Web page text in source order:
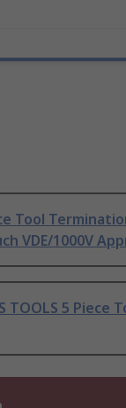
Tool
VDE/1000V
TOOLS 5 Piece